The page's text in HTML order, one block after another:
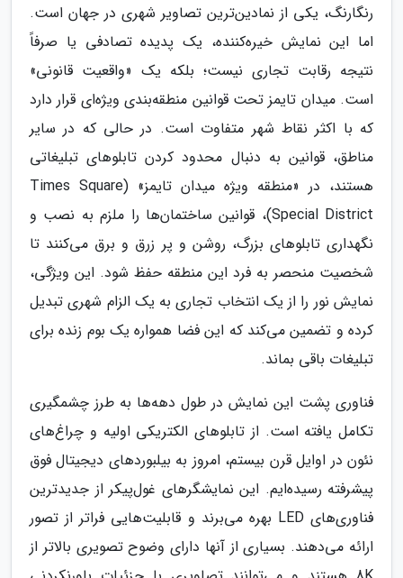
رنگارنگ، یکی از نمادین‌ترین تصاویر شهری در جهان است.
اما این نمایش خیره‌کننده، یک پدیده تصادفی یا صرفاً
نتیجه رقابت تجاری نیست؛ بلکه یک «واقعیت قانونی»
است. میدان تایمز تحت قوانین منطقه‌بندی ویژه‌ای قرار دارد
که با اکثر نقاط شهر متفاوت است. در حالی که در سایر
مناطق، قوانین به دنبال محدود کردن تابلوهای تبلیغاتی
هستند، در «منطقه ویژه میدان تایمز» (Times Square
Special District)، قوانین ساختمان‌ها را ملزم به نصب و
نگهداری تابلوهای بزرگ، روشن و پر زرق و برق می‌کنند تا
شخصیت منحصر به فرد این منطقه حفظ شود. این ویژگی،
نمایش نور را از یک انتخاب تجاری به یک الزام شهری تبدیل
کرده و تضمین می‌کند که این فضا همواره یک بوم زنده برای
تبلیغات باقی بماند.
فناوری پشت این نمایش در طول دهه‌ها به طرز چشمگیری
تکامل یافته است. از تابلوهای الکتریکی اولیه و چراغ‌های
نئون در اوایل قرن بیستم، امروز به بیلبوردهای دیجیتال فوق
پیشرفته رسیده‌ایم. این نمایشگرهای غول‌پیکر از جدیدترین
فناوری‌های LED بهره می‌برند و قابلیت‌هایی فراتر از تصور
ارائه می‌دهند. بسیاری از آنها دارای وضوح تصویری بالاتر از